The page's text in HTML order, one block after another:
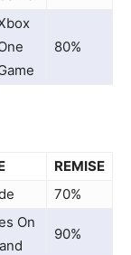
80%
REMISE
70%
On
90%